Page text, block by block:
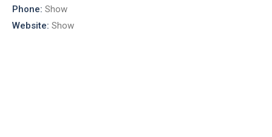
Phone: Show
Website: Show